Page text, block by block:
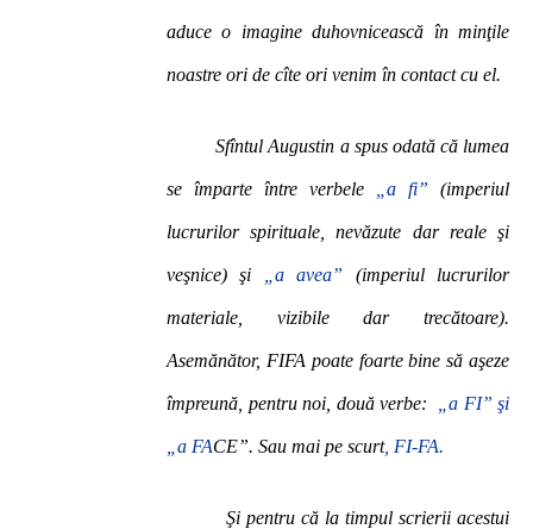
aduce o imagine duhovnicească în minţile
noastre ori de cîte ori venim în contact cu el.
Sfîntul Augustin a spus odată că lumea
se împarte între verbele „a fi” (imperiul
lucrurilor spirituale, nevăzute dar reale şi
veşnice) şi „a avea” (imperiul lucrurilor
materiale, vizibile dar trecătoare).
Asemănător, FIFA poate foarte bine să aşeze
împreună, pentru noi, două verbe: „a FI” şi
„a FACE”. Sau mai pe scurt, FI-FA.
Şi pentru că la timpul scrierii acestui